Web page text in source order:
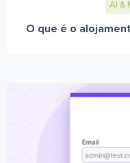
AI &
O que é o